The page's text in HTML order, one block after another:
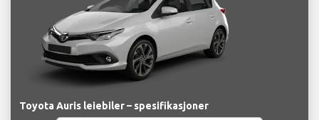
Toyota Auris leiebiler – spesifikasjoner